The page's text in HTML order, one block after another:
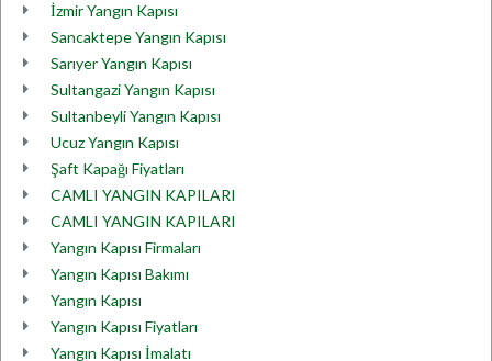
İzmir Yangın Kapısı
Sancaktepe Yangın Kapısı
Sarıyer Yangın Kapısı
Sultangazi Yangın Kapısı
Sultanbeyli Yangın Kapısı
Ucuz Yangın Kapısı
Şaft Kapağı Fiyatları
CAMLI YANGIN KAPILARI
CAMLI YANGIN KAPILARI
Yangın Kapısı Firmaları
Yangın Kapısı Bakımı
Yangın Kapısı
Yangın Kapısı Fiyatları
Yangın Kapısı İmalatı